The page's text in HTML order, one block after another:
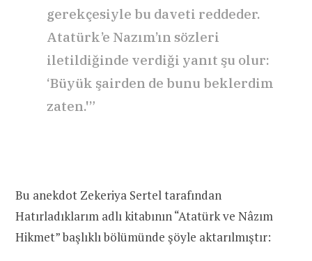
gerekçesiyle bu daveti reddeder.
Atatürk’e Nazım’ın sözleri
iletildiğinde verdiği yanıt şu olur:
‘Büyük şairden de bunu beklerdim
zaten.'”
Bu anekdot Zekeriya Sertel tarafından
Hatırladıklarım adlı kitabının “Atatürk ve Nâzım
Hikmet” başlıklı bölümünde şöyle aktarılmıştır: